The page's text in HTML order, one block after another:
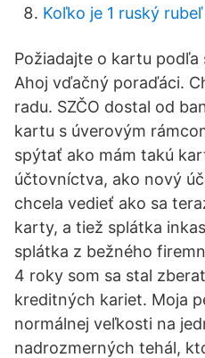
Koľko je 1 ruský rubeľ
Požiadajte o kartu
Ahoj vďačný poraďáci.
radu. SZČO dostal od
kartu s úverovým
spýtať ako mám takú
účtovníctva, ako nový
chcela vedieť ako sa
karty, a tiež splátka
splátka z bežného
4 roky som sa stal
kreditných kariet. Moja
normálnej veľkosti na
nadrozmerných tehál,